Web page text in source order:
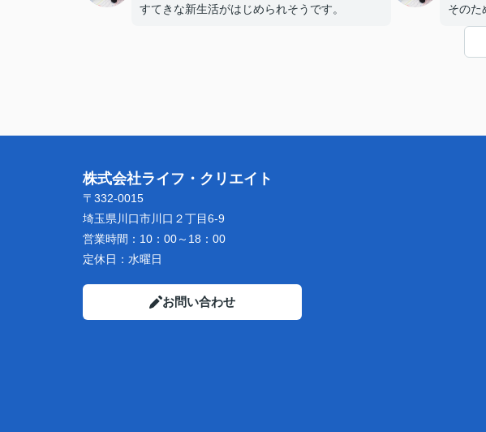
すてきな新生活がはじめられそうです。
そのた
す。
株式会社ライフ・クリエイト
〒332-0015
埼玉県川口市川口２丁目6-9
営業時間： 10：00～18：00
定休日： 水曜日
お問い合わせ